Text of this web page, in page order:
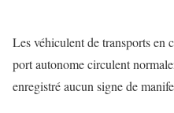
Les véhiculent de transports en
port autonome circulent
enregistré aucun signe de